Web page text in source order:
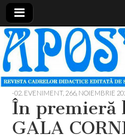
Revista
cadrelor
didactice
din
judetul
Neamt
-02. EVENIMENT, 266, NOIEMBRIE
În premieră
GALA